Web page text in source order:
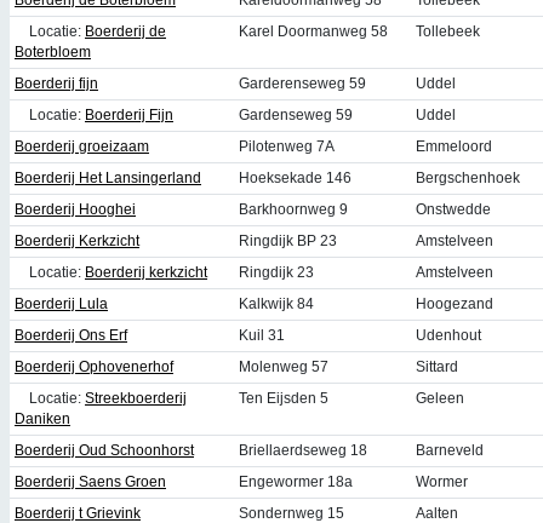
Locatie: Boerderij de
Boterbloem
Karel Doormanweg 58 Tollebeek
Boerderij fijn Garderenseweg 59
Uddel
Locatie: Boerderij Fijn Gardenseweg 59
Uddel
Boerderij groeizaam
Pilotenweg 7A
Emmeloord
Boerderij Het Lansingerland
Hoeksekade 146
Bergschenhoek
Boerderij Hooghei
Barkhoornweg 9
Onstwedde
Boerderij Kerkzicht
Ringdijk BP 23
Amstelveen
Locatie: Boerderij kerkzicht Ringdijk 23
Amstelveen
Boerderij Lula
Kalkwijk 84
Hoogezand
Boerderij Ons Erf
Kuil 31
Udenhout
Boerderij Ophovenerhof
Molenweg 57
Sittard
Locatie: Streekboerderij
Daniken
Ten Eijsden 5 Geleen
Boerderij Oud Schoonhorst Briellaerdseweg 18
Barneveld
Boerderij Saens Groen
Engewormer 18a
Wormer
Boerderij t Grievink
Sondernweg 15
Aalten